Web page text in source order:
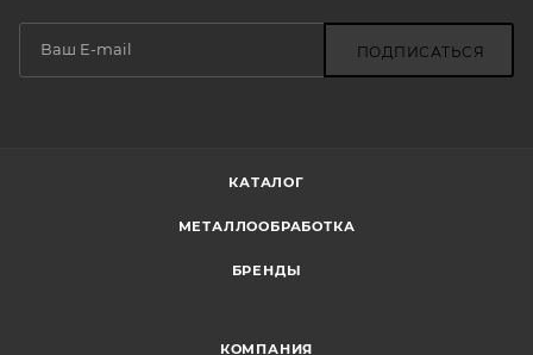
ПОДПИСАТЬСЯ
КАТАЛОГ
МЕТАЛЛООБРАБОТКА
БРЕНДЫ
КОМПАНИЯ